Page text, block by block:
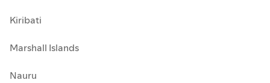
Kiribati
Marshall Islands
Nauru